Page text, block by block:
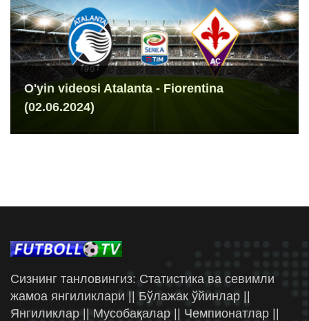
O'yin videosi Atalanta - Fiorentina
(02.06.2024)
Сизнинг танловингиз: Статистика ва севимли
жамоа янгиликлари || Бўлажак ўйинлар ||
Янгиликлар || Мусобақалар || Чемпионатлар ||